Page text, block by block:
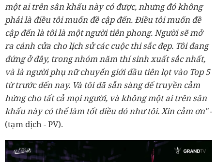
một ai trên sân khấu này có được, nhưng đó không
phải là điều tôi muốn đề cập đến. Điều tôi muốn đề
cập đến là tôi là một người tiên phong. Người sẽ mở
ra cánh cửa cho lịch sử các cuộc thi sắc đẹp. Tôi đang
đứng ở đây, trong nhóm năm thí sinh xuất sắc nhất,
và là người phụ nữ chuyển giới đầu tiên lọt vào Top 5
từ trước đến nay. Và tôi đã sẵn sàng để truyền cảm
hứng cho tất cả mọi người, và không một ai trên sân
khấu này có thể làm tốt điều đó như tôi. Xin cảm ơn"-
(tạm dịch - PV).